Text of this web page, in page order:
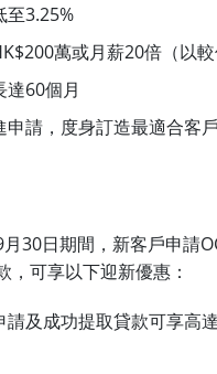
至3.25%
萬或月薪20倍（以較
達60個月
申請，度身訂造最適合客
30日期間，新客戶申請
，可享以下迎新優惠：
請及成功提取貸款可享高